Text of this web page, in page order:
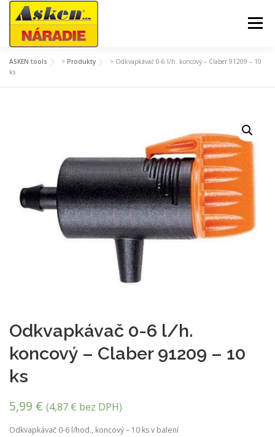
Prejsť
Menu
STROJE A TECHNIKA MÔJ ÚČET
ASKEN tools > Produkty > Odkvapkávač 0-6 l/h. koncový – Claber 91209 – 10
ks
Odkvapkávač 0-6 l/h.
koncový – Claber 91209 – 10
ks
5,99 € (4,87 € bez DPH)
Odkvapkávač 0-6 l/hod., koncový – 10 ks v balení